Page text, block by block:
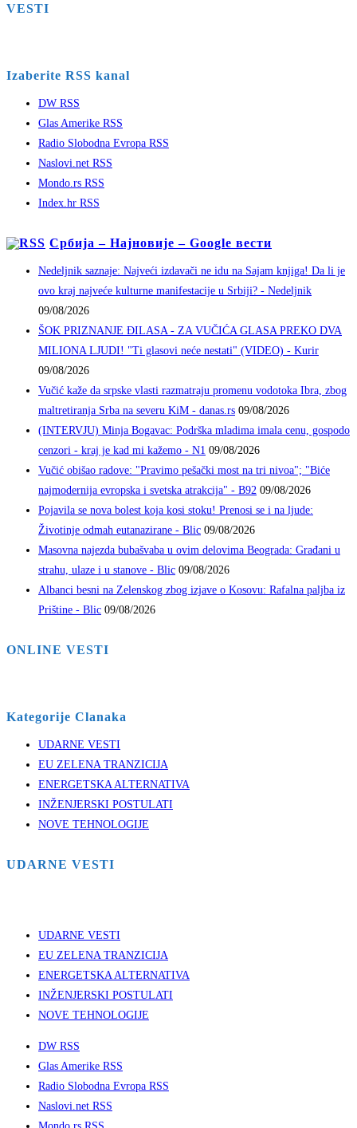
VESTI
Izaberite RSS kanal
DW RSS
Glas Amerike RSS
Radio Slobodna Evropa RSS
Naslovi.net RSS
Mondo.rs RSS
Index.hr RSS
Србија – Најновије – Google вести
Nedeljnik saznaje: Najveći izdavači ne idu na Sajam knjiga! Da li je
ovo kraj najveće kulturne manifestacije u Srbiji? - Nedeljnik
09/08/2026
ŠOK PRIZNANJE ĐILASA - ZA VUČIĆA GLASA PREKO DVA
MILIONA LJUDI! "Ti glasovi neće nestati" (VIDEO) - Kurir
09/08/2026
Vučić kaže da srpske vlasti razmatraju promenu vodotoka Ibra, zbog
maltretiranja Srba na severu KiM - danas.rs 09/08/2026
(INTERVJU) Minja Bogavac: Podrška mladima imala cenu, gospodo
cenzori - kraj je kad mi kažemo - N1 09/08/2026
Vučić obišao radove: "Pravimo pešački most na tri nivoa"; "Biće
najmodernija evropska i svetska atrakcija" - B92 09/08/2026
Pojavila se nova bolest koja kosi stoku! Prenosi se i na ljude:
Životinje odmah eutanazirane - Blic 09/08/2026
Masovna najezda bubašvaba u ovim delovima Beograda: Građani u
strahu, ulaze i u stanove - Blic 09/08/2026
Albanci besni na Zelenskog zbog izjave o Kosovu: Rafalna paljba iz
Prištine - Blic 09/08/2026
ONLINE VESTI
Kategorije Clanaka
UDARNE VESTI
EU ZELENA TRANZICIJA
ENERGETSKA ALTERNATIVA
INŽENJERSKI POSTULATI
NOVE TEHNOLOGIJE
UDARNE VESTI
UDARNE VESTI
EU ZELENA TRANZICIJA
ENERGETSKA ALTERNATIVA
INŽENJERSKI POSTULATI
NOVE TEHNOLOGIJE
DW RSS
Glas Amerike RSS
Radio Slobodna Evropa RSS
Naslovi.net RSS